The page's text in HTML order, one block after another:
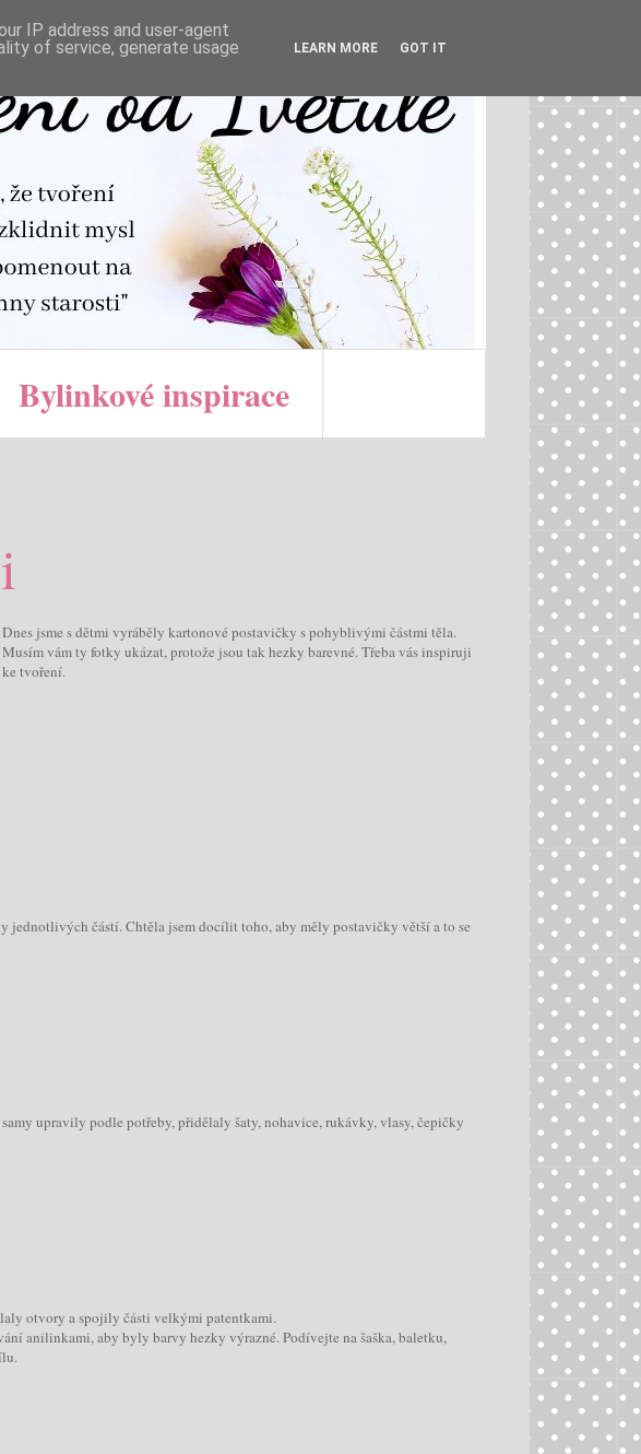
Bylinkové inspirace
Dnes jsme s dětmi vyráběly kartonové postavičky s pohyblivými částmi těla.
Musím vám ty fotky ukázat, protože jsou tak hezky barevné. Třeba vás inspiruji
ke tvoření.
jednotlivých částí. Chtěla jsem docílit toho, aby měly postavičky větší a to se
upravily podle potřeby, přidělaly šaty, nohavice, rukávky, vlasy, čepičky
otvory a spojily části velkými patentkami.
anilinkami, aby byly barvy hezky výrazné. Podívejte na šaška, baletku,
IP address and user-agent
of service, generate usage
LEARN MORE GOT IT